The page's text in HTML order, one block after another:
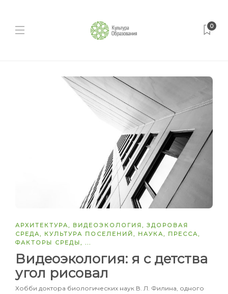
0
АРХИТЕКТУРА , ВИДЕОЭКОЛОГИЯ , ЗДОРОВАЯ
СРЕДА , КУЛЬТУРА ПОСЕЛЕНИЙ , НАУКА , ПРЕССА ,
ФАКТОРЫ СРЕДЫ , ...
Видеоэкология: я с детства
угол рисовал
Хобби доктора биологических наук В. Л. Филина, одного